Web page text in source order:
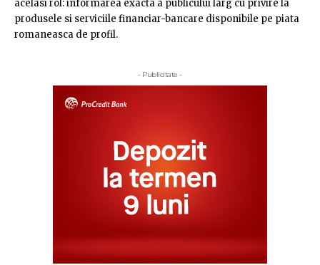
acelasi rol: informarea exacta a publicului larg cu privire la
produsele si serviciile financiar-bancare disponibile pe piata
romaneasca de profil.
- Publicitate -